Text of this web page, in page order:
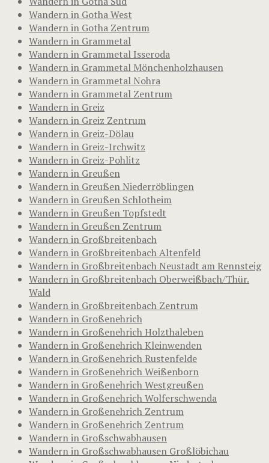
Wandern in Gotha West
Wandern in Gotha Zentrum
Wandern in Grammetal
Wandern in Grammetal Isseroda
Wandern in Grammetal Mönchenholzhausen
Wandern in Grammetal Nohra
Wandern in Grammetal Zentrum
Wandern in Greiz
Wandern in Greiz Zentrum
Wandern in Greiz-Dölau
Wandern in Greiz-Irchwitz
Wandern in Greiz-Pohlitz
Wandern in Greußen
Wandern in Greußen Niederröblingen
Wandern in Greußen Schlotheim
Wandern in Greußen Topfstedt
Wandern in Greußen Zentrum
Wandern in Großbreitenbach
Wandern in Großbreitenbach Altenfeld
Wandern in Großbreitenbach Neustadt am Rennsteig
Wandern in Großbreitenbach Oberweißbach/Thür.
Wald
Wandern in Großbreitenbach Zentrum
Wandern in Großenehrich
Wandern in Großenehrich Holzthaleben
Wandern in Großenehrich Kleinwenden
Wandern in Großenehrich Rustenfelde
Wandern in Großenehrich Weißenborn
Wandern in Großenehrich Westgreußen
Wandern in Großenehrich Wolferschwenda
Wandern in Großenehrich Zentrum
Wandern in Großenehrich Zentrum
Wandern in Großschwabhausen
Wandern in Großschwabhausen Großlöbichau